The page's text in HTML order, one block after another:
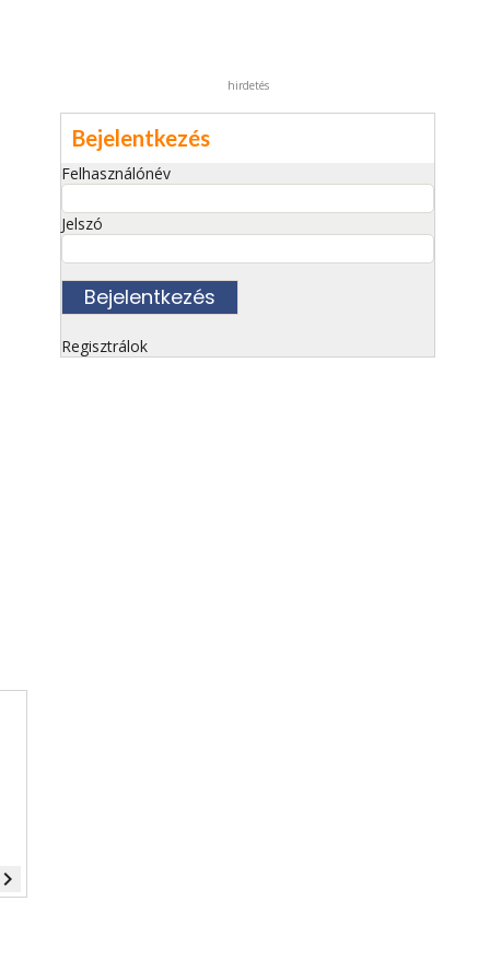
hirdetés
Bejelentkezés
Felhasználónév
Jelszó
Regisztrálok